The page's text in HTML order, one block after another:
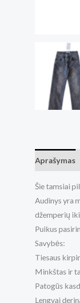
Aprašymas
Šie tamsiai
Audinys yra
džemperių
Puikus
Savybės:
Tiesaus
Minkštas ir
Patogūs
Lengvai